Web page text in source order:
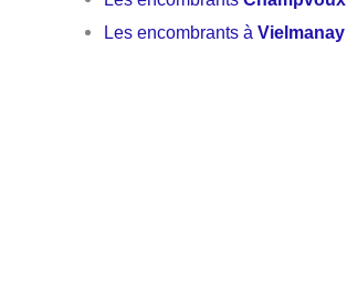
Les encombrants àVielmanay